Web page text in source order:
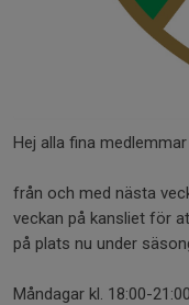
Hej alla fina medlemmar
från och med nästa
veckan på kansliet för
på plats nu under
Måndagar kl. 18:00-21:00